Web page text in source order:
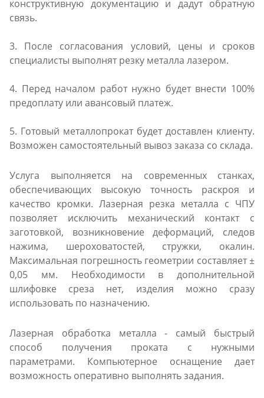
конструктивную документацию и дадут обратную
связь.
3. После согласования условий, цены и сроков
специалисты выполнят резку металла лазером.
4. Перед началом работ нужно будет внести 100%
предоплату или авансовый платеж.
5. Готовый металлопрокат будет доставлен клиенту.
Возможен самостоятельный вывоз заказа со склада.
Услуга выполняется на современных станках,
обеспечивающих высокую точность раскроя и
качество кромки. Лазерная резка металла с ЧПУ
позволяет исключить механический контакт с
заготовкой, возникновение деформаций, следов
нажима, шероховатостей, стружки, окалин.
Максимальная погрешность геометрии составляет ±
0,05 мм. Необходимости в дополнительной
шлифовке среза нет, изделия можно сразу
использовать по назначению.
Лазерная обработка металла - самый быстрый
способ получения проката с нужными
параметрами. Компьютерное оснащение дает
возможность оперативно выполнять задания.